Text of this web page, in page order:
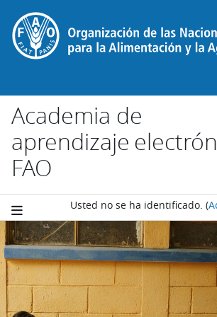
Salta al contenido principal
Academia de
aprendizaje
FAO
Usted no se ha identificado. (